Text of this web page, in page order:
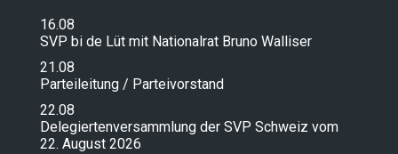
16.08
SVP bi de Lüt mit Nationalrat Bruno Walliser
21.08
Parteileitung / Parteivorstand
22.08
Delegiertenversammlung der SVP Schweiz vom
22. August 2026